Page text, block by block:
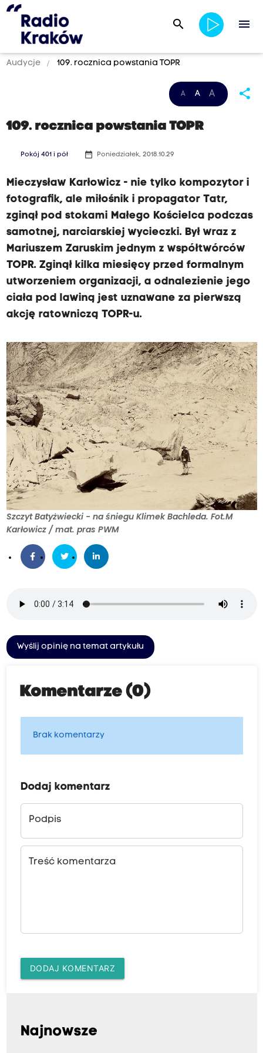
search menu
Audycje 109. rocznica powstania TOPR
A A A share
109. rocznica powstania TOPR
Pokój 401 i pół date_range Poniedziałek, 2018.10.29
Mieczysław Karłowicz - nie tylko kompozytor i
fotografik, ale miłośnik i propagator Tatr,
zginął pod stokami Małego Kościelca podczas
samotnej, narciarskiej wycieczki. Był wraz z
Mariuszem Zaruskim jednym z współtwórców
TOPR. Zginął kilka miesięcy przed formalnym
utworzeniem organizacji, a odnalezienie jego
ciała pod lawiną jest uznawane za pierwszą
akcję ratowniczą TOPR-u.
Szczyt Batyżwiecki - na śniegu Klimek Bachleda. Fot.M
Karłowicz / mat. pras PWM
Wyślij opinię na temat artykułu
Komentarze (0)
Brak komentarzy
Dodaj komentarz
Podpis
Treść komentarza
DODAJ KOMENTARZ
Najnowsze